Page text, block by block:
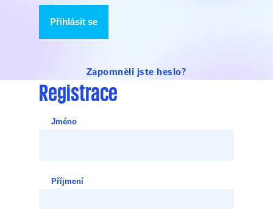
Přihlásit se
Zapomněli jste heslo?
Registrace
Jméno
Příjmení